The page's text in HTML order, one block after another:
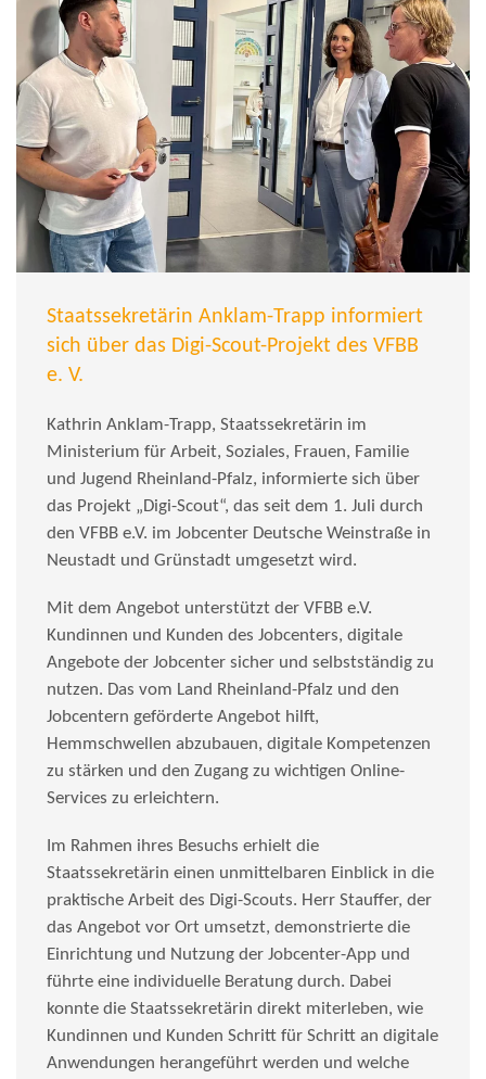
Staatssekretärin Anklam-Trapp informiert
sich über das Digi-Scout-Projekt des VFBB
e. V.
Kathrin Anklam-Trapp, Staatssekretärin im
Ministerium für Arbeit, Soziales, Frauen, Familie
und Jugend Rheinland-Pfalz, informierte sich über
das Projekt „Digi-Scout“, das seit dem 1. Juli durch
den VFBB e.V. im Jobcenter Deutsche Weinstraße in
Neustadt und Grünstadt umgesetzt wird.
Mit dem Angebot unterstützt der VFBB e.V.
Kundinnen und Kunden des Jobcenters, digitale
Angebote der Jobcenter sicher und selbstständig zu
nutzen. Das vom Land Rheinland-Pfalz und den
Jobcentern geförderte Angebot hilft,
Hemmschwellen abzubauen, digitale Kompetenzen
zu stärken und den Zugang zu wichtigen Online-
Services zu erleichtern.
Im Rahmen ihres Besuchs erhielt die
Staatssekretärin einen unmittelbaren Einblick in die
praktische Arbeit des Digi-Scouts. Herr Stauffer, der
das Angebot vor Ort umsetzt, demonstrierte die
Einrichtung und Nutzung der Jobcenter-App und
führte eine individuelle Beratung durch. Dabei
konnte die Staatssekretärin direkt miterleben, wie
Kundinnen und Kunden Schritt für Schritt an digitale
Anwendungen herangeführt werden und welche